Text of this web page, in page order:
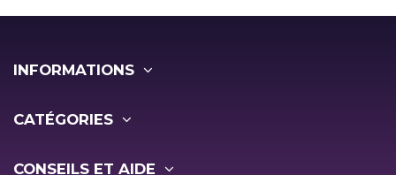
INFORMATIONS
CATÉGORIES
CONSEILS ET AIDE